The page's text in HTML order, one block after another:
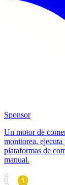
Sponsor
Un motor de
monitorea, ejecuta
plataformas de
manual.